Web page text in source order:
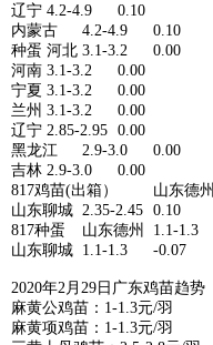
辽宁 4.2-4.9
0.10
内蒙古
4.2-4.9
0.10
种蛋 河北 3.1-3.2
0.00
河南 3.1-3.2
0.00
宁夏 3.1-3.2
0.00
兰州 3.1-3.2
0.00
辽宁 2.85-2.95 0.00
黑龙江
2.9-3.0
0.00
吉林 2.9-3.0
0.00
817鸡苗(出箱）
山东德州
山东聊城 2.35-2.45 0.10
817种蛋
山东德州 1.1-1.3
山东聊城 1.1-1.3 -0.07
2020年2月29日广东鸡苗趋势
麻黄公鸡苗：1-1.3元/羽
麻黄项鸡苗：1-1.3元/羽